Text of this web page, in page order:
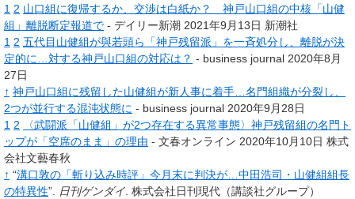
1 2 山口組に復帰するか、交渉は白紙か？ 神戸山口組の中核「山健
組」離脱断定報道で - デイリー新潮 2021年9月13日 新潮社
1 2 五代目山健組が與若頭ら「神戸残留派」を一斉処分し、離脱が決
定的に…対する神戸山口組の対応は？ - business journal 2020年8月
27日
↑ 神戸山口組に残留した山健組が新人事に着手…名門組織が分裂し、
2つが並行する混沌状態に - business journal 2020年9月28日
1 2
〈武闘派「山健組」が2つ存在する異常事態〉神戸残留組の名門ト
ップが「空席のまま」の理由 - 文春オンライン 2020年10月10日 株式
会社文藝春秋
↑ “溝口敦の「斬り込み時評」今月末に判決が…中田浩司・山健組組長
の特異性”. 日刊ゲンダイ 株式会社日刊現代（講談社グループ）